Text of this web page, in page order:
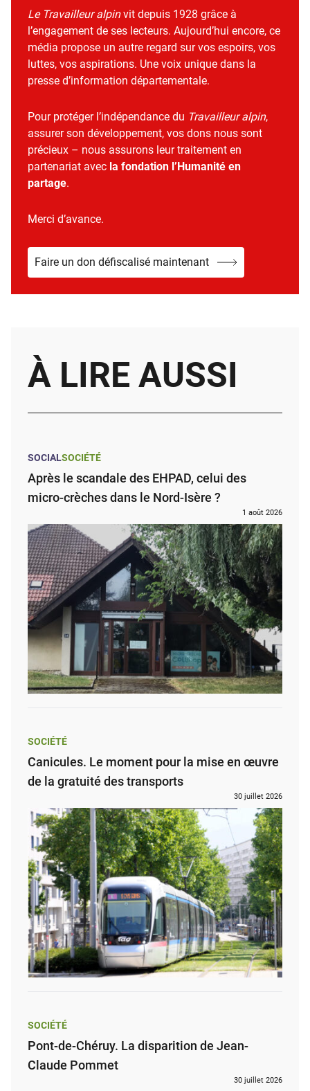
Le Travailleur alpinvit depuis 1928 grâce à
l’engagement de ses lecteurs. Aujourd’hui encore, ce
média propose un autre regard sur vos espoirs, vos
luttes, vos aspirations. Une voix unique dans la
presse d’information départementale.
Pour protéger l’indépendance du Travailleur alpin,
assurer son développement, vos dons nous sont
précieux – nous assurons leur traitement en
partenariat avec la fondation l’Humanité en
partage.
Merci d’avance.
Faire un don défiscalisé maintenant
À LIRE AUSSI
SOCIALSOCIÉTÉ
Après le scandale des EHPAD, celui des
micro-crèches dans le Nord-Isère ?
1 août 2026
SOCIÉTÉ
Canicules. Le moment pour la mise en œuvre
de la gratuité des transports
30 juillet 2026
SOCIÉTÉ
Pont-de-Chéruy. La disparition de Jean-
Claude Pommet
30 juillet 2026